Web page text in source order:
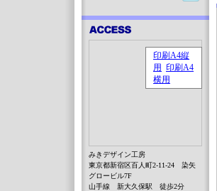
みきデザイン工房
東京都新宿区百人町2-11-24 染矢
グロービル7F
山手線 新大久保駅 徒歩2分